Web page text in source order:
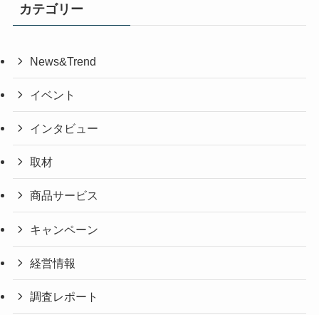
カテゴリー
News&Trend
イベント
インタビュー
取材
商品サービス
キャンペーン
経営情報
調査レポート